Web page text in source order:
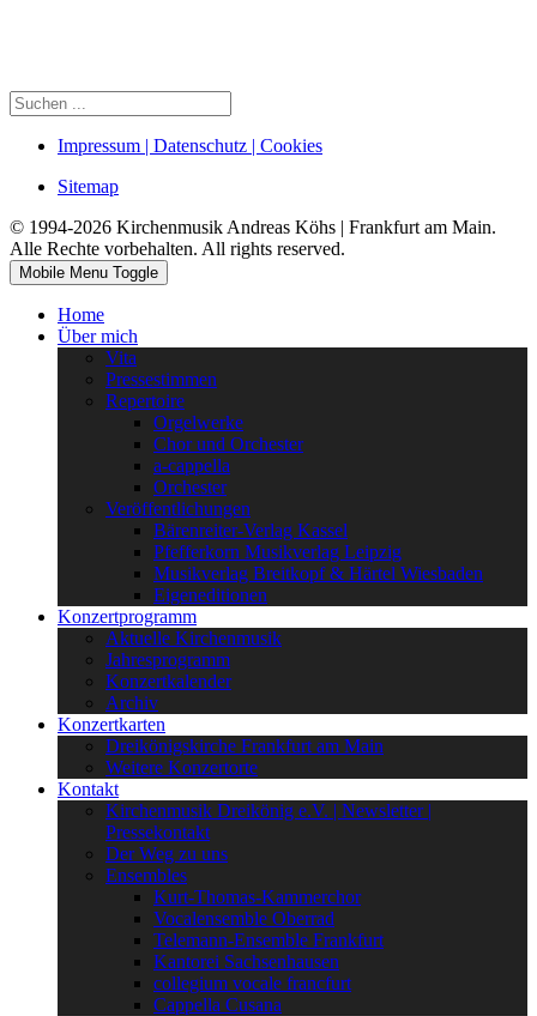
Impressum | Datenschutz | Cookies
Sitemap
© 1994-2026 Kirchenmusik Andreas Köhs | Frankfurt am Main.
Alle Rechte vorbehalten. All rights reserved.
Mobile Menu Toggle
Home
Über mich
Vita
Pressestimmen
Repertoire
Orgelwerke
Chor und Orchester
a-cappella
Orchester
Veröffentlichungen
Bärenreiter-Verlag Kassel
Pfefferkorn Musikverlag Leipzig
Musikverlag Breitkopf & Härtel Wiesbaden
Eigeneditionen
Konzertprogramm
Aktuelle Kirchenmusik
Jahresprogramm
Konzertkalender
Archiv
Konzertkarten
Dreikönigskirche Frankfurt am Main
Weitere Konzertorte
Kontakt
Kirchenmusik Dreikönig e.V. | Newsletter |
Pressekontakt
Der Weg zu uns
Ensembles
Kurt-Thomas-Kammerchor
Vocalensemble Oberrad
Telemann-Ensemble Frankfurt
Kantorei Sachsenhausen
collegium vocale francfurt
Cappella Cusana